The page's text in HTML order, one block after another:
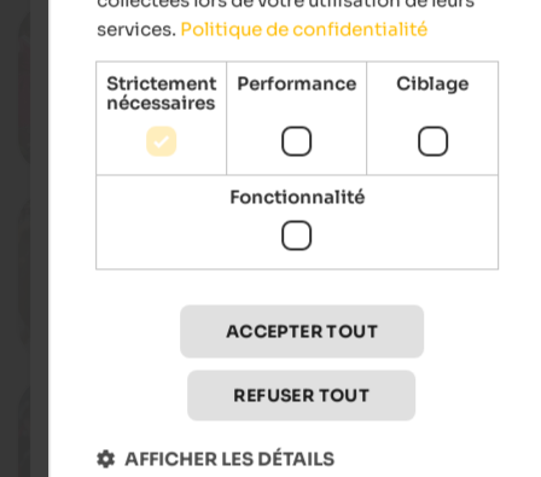
20.09.2026
St. Magdalena, Gsies
26. - 27.09.2026
Keila Kirschta
26. - 27.09.2026
South Tyrolean Bacon Festival
Town centre, Bruneck
services. Politique de confidentialité
Strictement
nécessaires
Performance Ciblage
Fonctionnalité
ACCEPTER TOUT
REFUSER TOUT
AFFICHER LES DÉTAILS